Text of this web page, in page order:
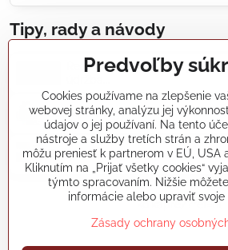
Tipy, rady a návody
Realizácie záhradných jazierok, bazénov,
Články a blogy
Rady a návody
koikapre/?ref=hl
Predvoľby
Cookies používame na zlepšenie
webovej stránky, analýzu jej
údajov o jej používaní. Na tento
nástroje a služby tretích strán a
môžu preniesť k partnerom v EÚ, USA
Kliknutím na „Prijať všetky cookies“
týmto spracovaním. Nižšie
informácie alebo upraviť svoje
Zásady ochrany